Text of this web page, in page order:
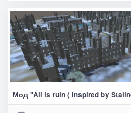
Мод "All is ruin ( inspired by